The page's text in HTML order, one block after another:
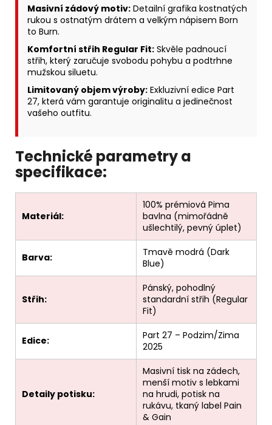
Masivní zádový motiv: Detailní grafika kostnatých
rukou s ostnatým drátem a velkým nápisem Born
to Burn.
Komfortní střih Regular Fit: Skvěle padnoucí
střih, který zaručuje svobodu pohybu a podtrhne
mužskou siluetu.
Limitovaný objem výroby: Exkluzivní edice Part
27, která vám garantuje originalitu a jedinečnost
vašeho outfitu.
Technické parametry a
specifikace:
Materiál:
100% prémiová Pima
bavlna (mimořádně
ušlechtilý, pevný úplet)
Barva:
Tmavě modrá (Dark
Blue)
Střih:
Pánský, pohodlný
standardní střih (Regular
Fit)
Edice:
Part 27 – Podzim/Zima
2025
Detaily potisku:
Masivní tisk na zádech,
menší motiv s lebkami
na hrudi, potisk na
rukávu, tkaný label Pain
& Gain